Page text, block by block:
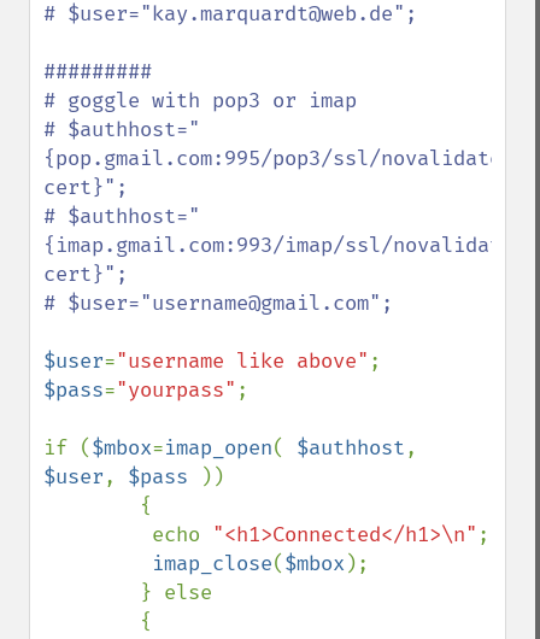
# $user="kay.marquardt@web.de";
#########
# goggle with pop3 or imap
# $authhost="
{pop.gmail.com:995/pop3/ssl/novalidate-
cert}";
# $authhost="
{imap.gmail.com:993/imap/ssl/novalidate-
cert}";
# $user="username@gmail.com";
$user="username like above"
$pass="yourpass" ;
if ($mbox=imap_open( $authhost
$user, $pass
))
         echo
"<h1>Connected</h1>\n" ;
imap_close($mbox );